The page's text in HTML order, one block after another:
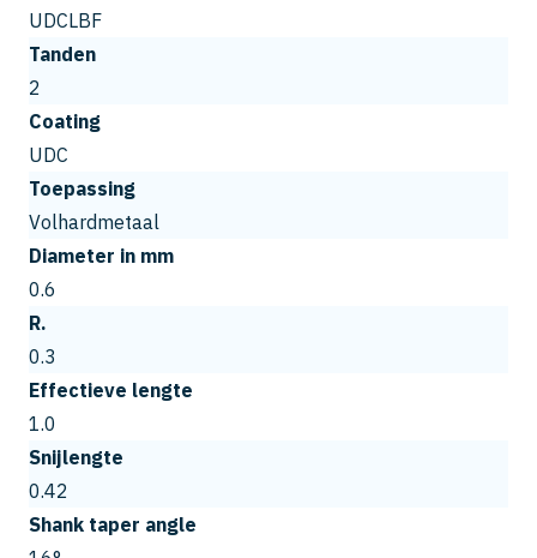
UDCLBF
Tanden
2
Coating
UDC
Toepassing
Volhardmetaal
Diameter in mm
0.6
R.
0.3
Effectieve lengte
1.0
Snijlengte
0.42
Shank taper angle